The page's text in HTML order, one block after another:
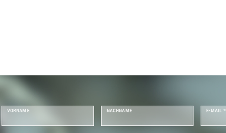
VORNAME NACHNAME E-MAIL *